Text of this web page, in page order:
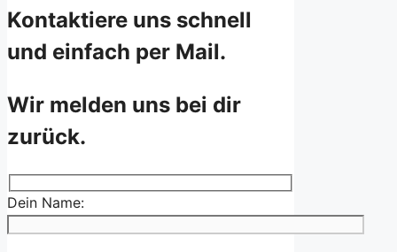
Kontaktiere uns schnell
und einfach per Mail.
Wir melden uns bei dir
zurück.
Dein Name: